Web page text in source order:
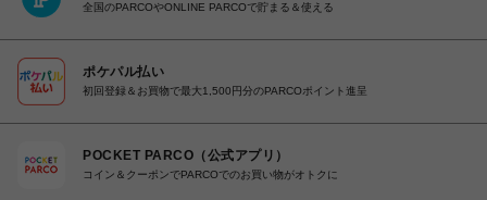
全国のPARCOやONLINE PARCOで貯まる＆使える
ポケパル払い
初回登録＆お買物で最大1,500円分のPARCOポイント進呈
POCKET PARCO（公式アプリ）
コイン＆クーポンでPARCOでのお買い物がオトクに